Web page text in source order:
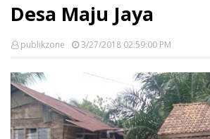
Desa Maju Jaya
publikzone 3/27/2018 02:59:00 PM